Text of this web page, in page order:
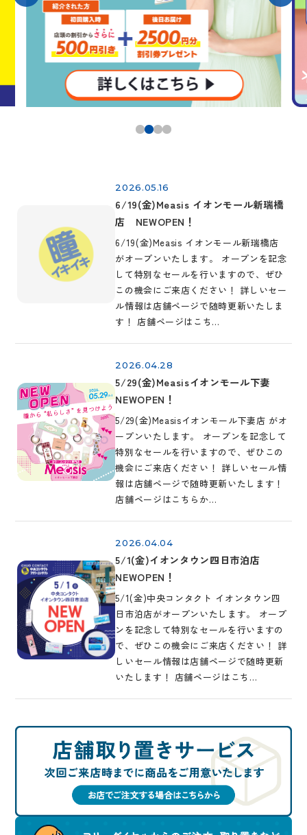
2026.05.16
6/19(金)Measis イオンモール新瑞橋
店 NEWOPEN！
6/19(金)Measis イオンモール新瑞橋店
がオープンいたします。 オープンを記念
して特別なセールを行いますので、ぜひ
この機会にご来店ください！ 詳しいセー
ル情報は店舗ページで随時更新いたしま
す！ 店舗ページはこち…
2026.04.28
5/29(金)Measisイオンモール下妻
NEWOPEN！
5/29(金)Measisイオンモール下妻店 がオ
ープンいたします。 オープンを記念して
特別なセールを行いますので、ぜひこの
機会にご来店ください！ 詳しいセール情
報は店舗ページで随時更新いたします！
店舗ページはこちらか…
2026.04.04
5/1(金)イオンタウン四日市泊店
NEWOPEN！
5/1(金)中央コンタクト イオンタウン四
日市泊店がオープンいたします。 オープ
ンを記念して特別なセールを行いますの
で、ぜひこの機会にご来店ください！ 詳
しいセール情報は店舗ページで随時更新
いたします！ 店舗ページはこち…